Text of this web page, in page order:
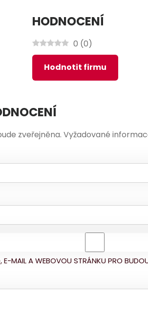
HODNOCENÍ
0 (0)
Hodnotit firmu
zveřejněna. Vyžadované
E-MAIL A WEBOVOU STRÁNKU PRO